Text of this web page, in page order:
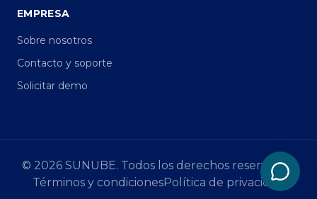
EMPRESA
Sobre nosotros
Contacto y soporte
Solicitar demo
© 2026SUNUBE. Todos los derechos reservados.
Términos y condicionesPolítica de privacidad